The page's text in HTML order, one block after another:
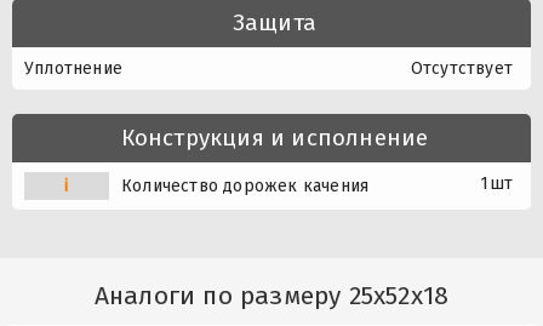
Защита
Уплотнение Отсутствует
Конструкция и исполнение
i Количество дорожек качения 1шт
Аналоги по размеру 25x52x18